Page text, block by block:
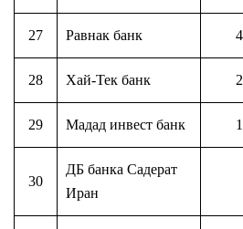
27 Равнак банк
28 Хай-Тек банк
29 Мадад инвест банк
30
ДБ банка Садерат
Иран